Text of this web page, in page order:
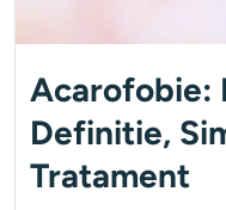
Acarofobie:
Definitie,
Tratament